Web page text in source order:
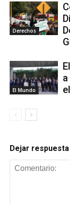
Derechos
El Mundo
Dejar respuesta